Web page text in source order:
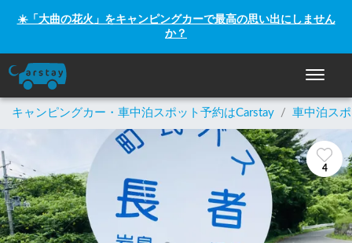
☀️「大曲の花火」をキャンピングカーで最高の思い出にしません
か？
ナビゲ
キャンピングカー・車中泊スポット予約はCarstay / 車中泊ス
4